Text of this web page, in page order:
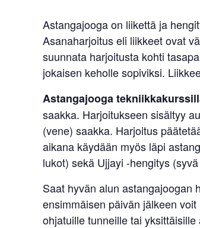
Astangajooga on liikettä ja
Asanaharjoitus eli liikkeet ovat
suunnata harjoitusta kohti
jokaisen keholle sopiviksi.
Astangajooga
saakka. Harjoitukseen sisältyy
(vene) saakka. Harjoitus
aikana käydään myös läpi
lukot) sekä Ujjayi -hengitys (syvä
Saat hyvän alun astangajoogan
ensimmäisen päivän jälkeen
ohjatuille tunneille tai